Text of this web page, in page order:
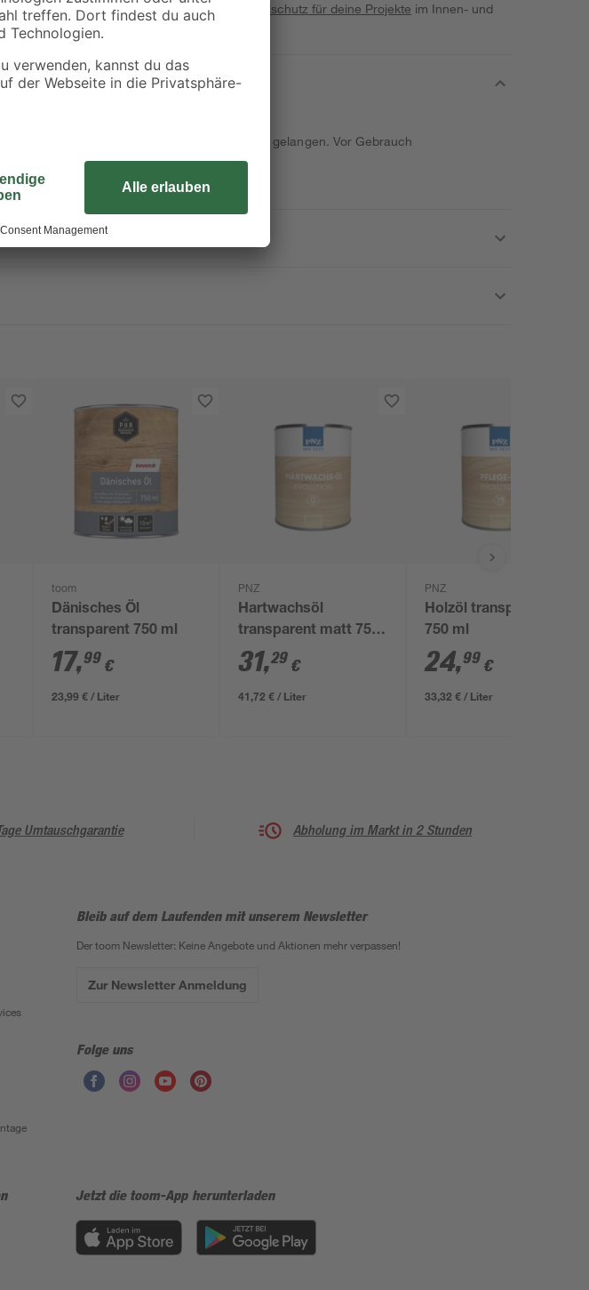
Erfahre mehr darüber, wie du einen starken
Holzschutz für deine Projekte im Innen- und
Außenbereich schaffst.
Aerosol oder Nebel nicht einatmen.
Darf nicht in die Hände von Kindern gelangen. Vor Gebrauch
toom
Dänisches Öl
transparent 750 ml
17,99 €
23,99 € / Liter
PNZ
Hartwachsöl
transparent matt 750
ml
31,29 €
41,72 € / Liter
PNZ
Holzöl transparent
750 ml
24,99 €
33,32 € / Liter
Umtauschgarantie Abholung im Markt in 2 Stunden
Bleib auf dem Laufenden mit unserem Newsletter
Der toom Newsletter: Keine Angebote und Aktionen mehr verpassen!
Zur Newsletter Anmeldung
Folge uns
Jetzt die toom-App herunterladen